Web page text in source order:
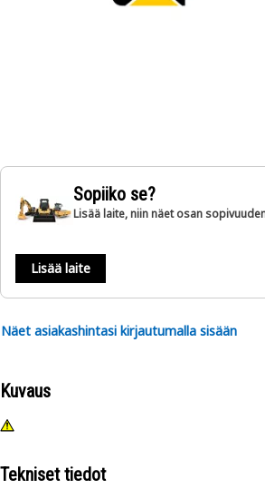
Sopiiko se?
Lisää laite, niin näet osan
Lisää laite
Näet asiakashintasi kirjautumalla sisään
Kuvaus
Tekniset tiedot